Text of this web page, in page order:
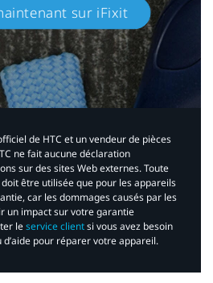
sur iFixit​
de HTC et un vendeur de pièces
ne fait aucune déclaration
sur des sites Web externes. Toute
être utilisée que pour les appareils
car les dommages causés par les
un impact sur votre garantie
leservice clientsi vous avez besoin
d’aide pour réparer votre appareil.​